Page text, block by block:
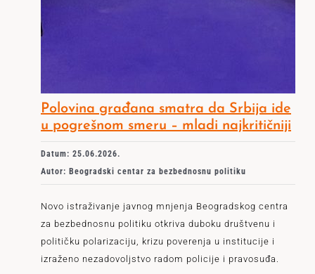
Polovina građana smatra da Srbija ide
u pogrešnom smeru – mladi najkritičniji
Datum: 25.06.2026.
Autor: Beogradski centar za bezbednosnu politiku
Novo istraživanje javnog mnjenja Beogradskog centra
za bezbednosnu politiku otkriva duboku društvenu i
političku polarizaciju, krizu poverenja u institucije i
izraženo nezadovoljstvo radom policije i pravosuđa.